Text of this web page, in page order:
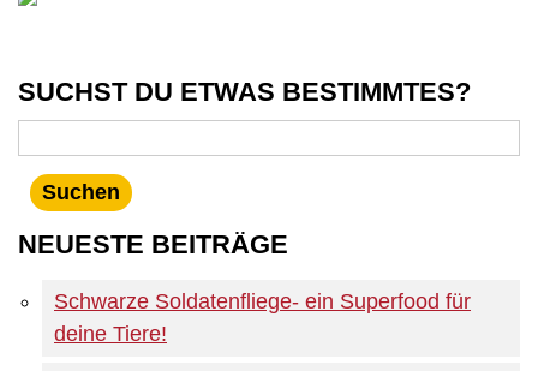
SUCHST DU ETWAS BESTIMMTES?
NEUESTE BEITRÄGE
Schwarze Soldatenfliege- ein Superfood für
deine Tiere!